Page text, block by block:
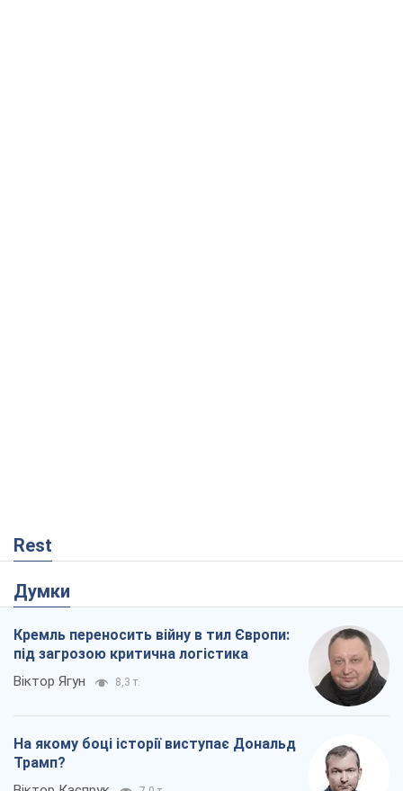
Rest
Думки
Кремль переносить війну в тил Європи:
під загрозою критична логістика
Віктор Ягун 8,3 т.
На якому боці історії виступає Дональд
Трамп?